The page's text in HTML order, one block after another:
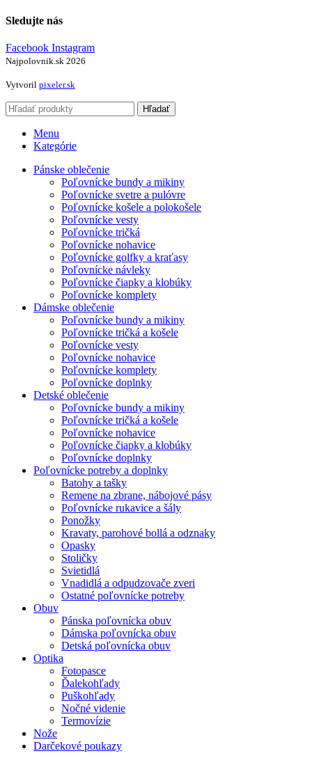
Sledujte nás
Facebook Instagram
Najpolovnik.sk 2026
Vytvoril pixeler.sk
Hľadať
Menu
Kategórie
Pánske oblečenie
Poľovnícke bundy a mikiny
Poľovnícke svetre a pulóvre
Poľovnícke košele a polokošele
Poľovnícke vesty
Poľovnícke tričká
Poľovnícke nohavice
Poľovnícke golfky a kraťasy
Poľovnícke návleky
Poľovnícke čiapky a klobúky
Poľovnícke komplety
Dámske oblečenie
Poľovnícke bundy a mikiny
Poľovnícke tričká a košele
Poľovnícke vesty
Poľovnícke nohavice
Poľovnícke komplety
Poľovnícke doplnky
Detské oblečenie
Poľovnícke bundy a mikiny
Poľovnícke tričká a košele
Poľovnícke nohavice
Poľovnícke čiapky a klobúky
Poľovnícke doplnky
Poľovnícke potreby a doplnky
Batohy a tašky
Remene na zbrane, nábojové pásy
Poľovnícke rukavice a šály
Ponožky
Kravaty, parohové bollá a odznaky
Opasky
Stoličky
Svietidlá
Vnadidlá a odpudzovače zveri
Ostatné poľovnícke potreby
Obuv
Pánska poľovnícka obuv
Dámska poľovnícka obuv
Detská poľovnícka obuv
Optika
Fotopasce
Ďalekohľady
Puškohľady
Nočné videnie
Termovízie
Nože
Darčekové poukazy